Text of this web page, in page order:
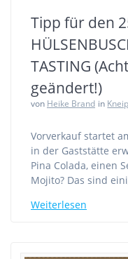
Tipp für den
TASTING
geändert!)
von Heike Brand in
Vorverkauf startet
in der Gaststätte
Pina Colada, einen
Mojito? Das sind
Weiterlesen